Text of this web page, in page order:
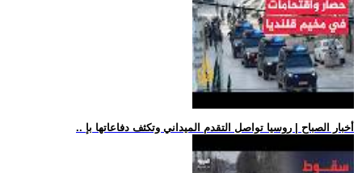
.. أخبار الصباح | روسيا تواصل التقدم الميداني وتكثف دفاعاتها بإ